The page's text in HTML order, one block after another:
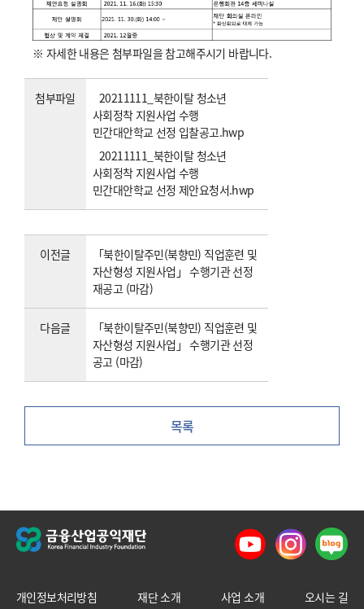
※ 자세한 내용은 첨부파일을 참고해주시기 바랍니다.
첨부파일
20211111_북한이탈 청소년
사회정착 지원사업 수행
민간대안학교 선정 입찰공고.hwp
20211111_북한이탈 청소년
사회정착 지원사업 수행
민간대안학교 선정 제안요청서.hwp
이전글
「북한이탈주민(북향민) 직업훈련 및
자산형성 지원사업」 수행기관 선정
재공고 (마감)
다음글
「북한이탈주민(북향민) 직업훈련 및
자산형성 지원사업」 수행기관 선정
공고 (마감)
목록
개인정보처리방침 재단 소개 사업 소개 오시는 길